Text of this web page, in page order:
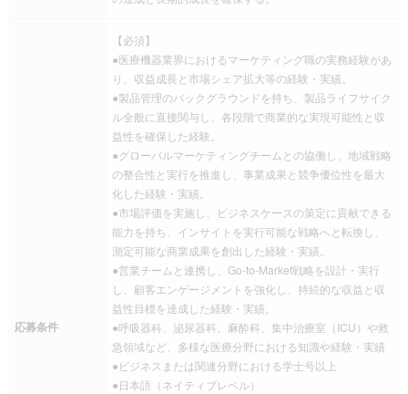
応募条件
【必須】
●医療機器業界におけるマーケティング職の実務経験があ
り、収益成長と市場シェア拡大等の経験・実績。
●製品管理のバックグラウンドを持ち、製品ライフサイク
ル全般に直接関与し、各段階で商業的な実現可能性と収
益性を確保した経験。
●グローバルマーケティングチームとの協働し、地域戦略
の整合性と実行を推進し、事業成果と競争優位性を最大
化した経験・実績。
●市場評価を実施し、ビジネスケースの策定に貢献できる
能力を持ち、インサイトを実行可能な戦略へと転換し、
測定可能な商業成果を創出した経験・実績。
●営業チームと連携し、Go-to-Market戦略を設計・実行
し、顧客エンゲージメントを強化し、持続的な収益と収
益性目標を達成した経験・実績。
●呼吸器科、泌尿器科、麻酔科、集中治療室（ICU）や救
急領域など、多様な医療分野における知識や経験・実績
●ビジネスまたは関連分野における学士号以上
●日本語（ネイティブレベル）